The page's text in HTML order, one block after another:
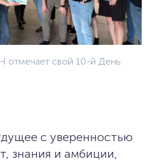
отмечает свой 10-й День
с уверенностью
знания и амбиции,